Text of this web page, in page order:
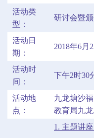
活动类
型：
研讨会暨
活动日
期：
2018年6月
活动时
间：
下午2时30
活动地
点：
九龙塘沙
教育局九
1. 主题讲座